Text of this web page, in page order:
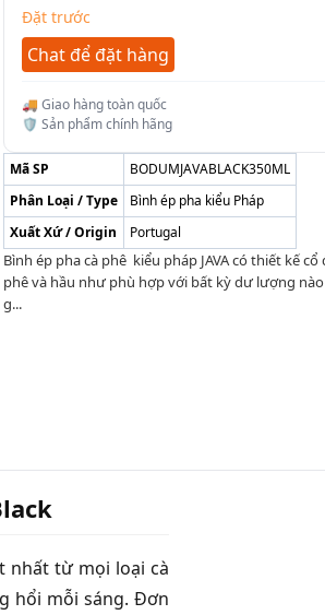
Đặt trước
Chat để đặt hàng
🚚 Giao hàng toàn quốc
🛡️ Sản phẩm chính hãng
Mã SP
BODUMJAVABLACK350ML
Phân Loại / Type
Bình ép pha kiểu Pháp
Xuất Xứ / Origin
Portugal
Bình ép pha cà phê kiểu pháp JAVA có thiết kế
phê và hầu như phù hợp với bất kỳ dư lượng
g...
nhất từ mọi loại cà
hổi mỗi sáng. Đơn